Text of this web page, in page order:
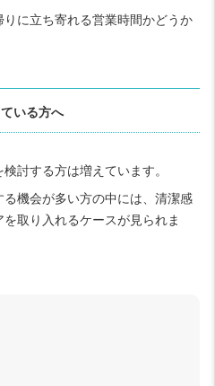
に立ち寄れる営業時間かどうか
いる方へ
討する方は増えています。
機会が多い方の中には、清潔感
取り入れるケースが見られま